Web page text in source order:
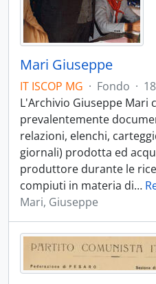
Mari Giuseppe
IT ISCOP MG · Fondo ·
L'Archivio Giuseppe Mari
prevalentemente
relazioni, elenchi,
giornali) prodotta ed
produttore durante le
compiuti in materia di…
Mari, Giuseppe